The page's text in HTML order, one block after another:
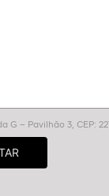
G – Pavilhão 3, CEP: